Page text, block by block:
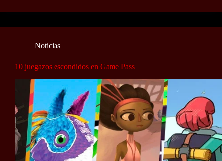
Noticias
10 juegazos escondidos en Game Pass